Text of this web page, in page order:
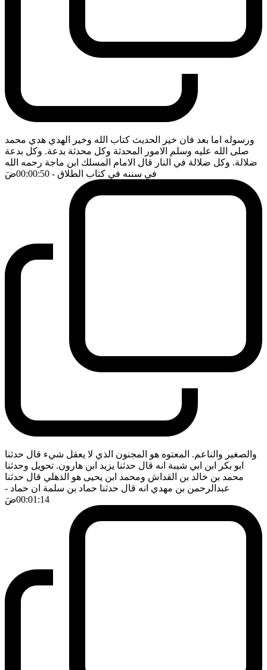
ورسوله اما بعد فان خير الحديث كتاب الله وخير الهدي هدي محمد
صلى الله عليه وسلم الامور المحدثة وكل محدثة بدعة. وكل بدعة
ضلالة. وكل ضلالة في النار قال الامام المسلك ابن ماجة رحمه الله
في سننه في كتاب الطلاق - 00:00:50 ضَ
والصغير والناعم. المعتوه هو المجنون الذي لا يعقل شيء قال حدثنا
ابو بكر ابن ابي شيبة انه قال حدثنا يزيد ابن هارون. تحويل وحدثنا
محمد بن خالد بن القداش ومحمد ابن يحيى هو الذهلي قال حدثنا
عبدالرحمن بن مهدي انه قال حدثنا حماد بن سلمة ان حماد -
00:01:14ضَ